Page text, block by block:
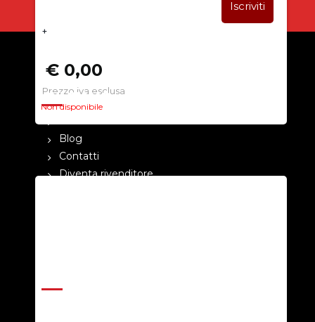
+
€ 0,00
Prezzo iva esclusa
Non disponibile
CHI SIAMO
Blog
Contatti
Diventa rivenditore